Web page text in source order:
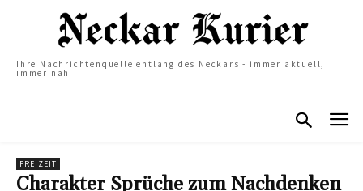
Ihre Nachrichtenquelle entlang des Neckars - immer aktuell,
immer nah
FREIZEIT
Charakter Sprüche zum Nachdenken